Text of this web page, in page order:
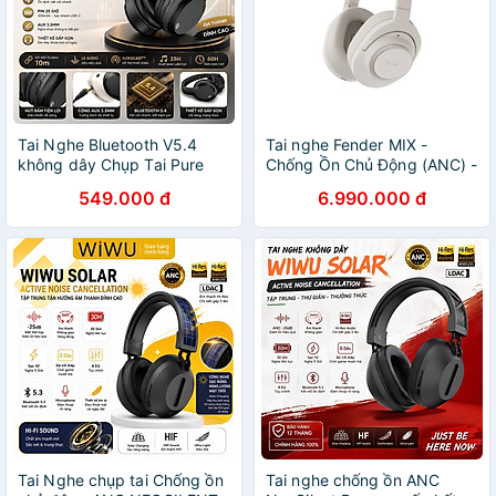
Tai Nghe Bluetooth V5.4
không dây Chụp Tai Pure
JOYSOUND TD-11 - Pin
khủng, cổng AUX 3.5mm
cho iPhone iPad Samsung
Oppo - Pure Bass + Hi-Res
Audio, nghe nhạc 25 giờ,
nghe nhạc lossless chất
lượng cao - Hàng nhập khẩu
549.000 đ
Tai nghe Fender MIX -
Chống Ồn Chủ Động (ANC) -
Hàng Chính Hãng
6.990.000 đ
Tai Nghe chụp tai Chống ồn
Tai nghe chống ồn ANC